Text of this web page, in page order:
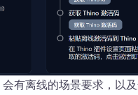
有离线的场景要求，以